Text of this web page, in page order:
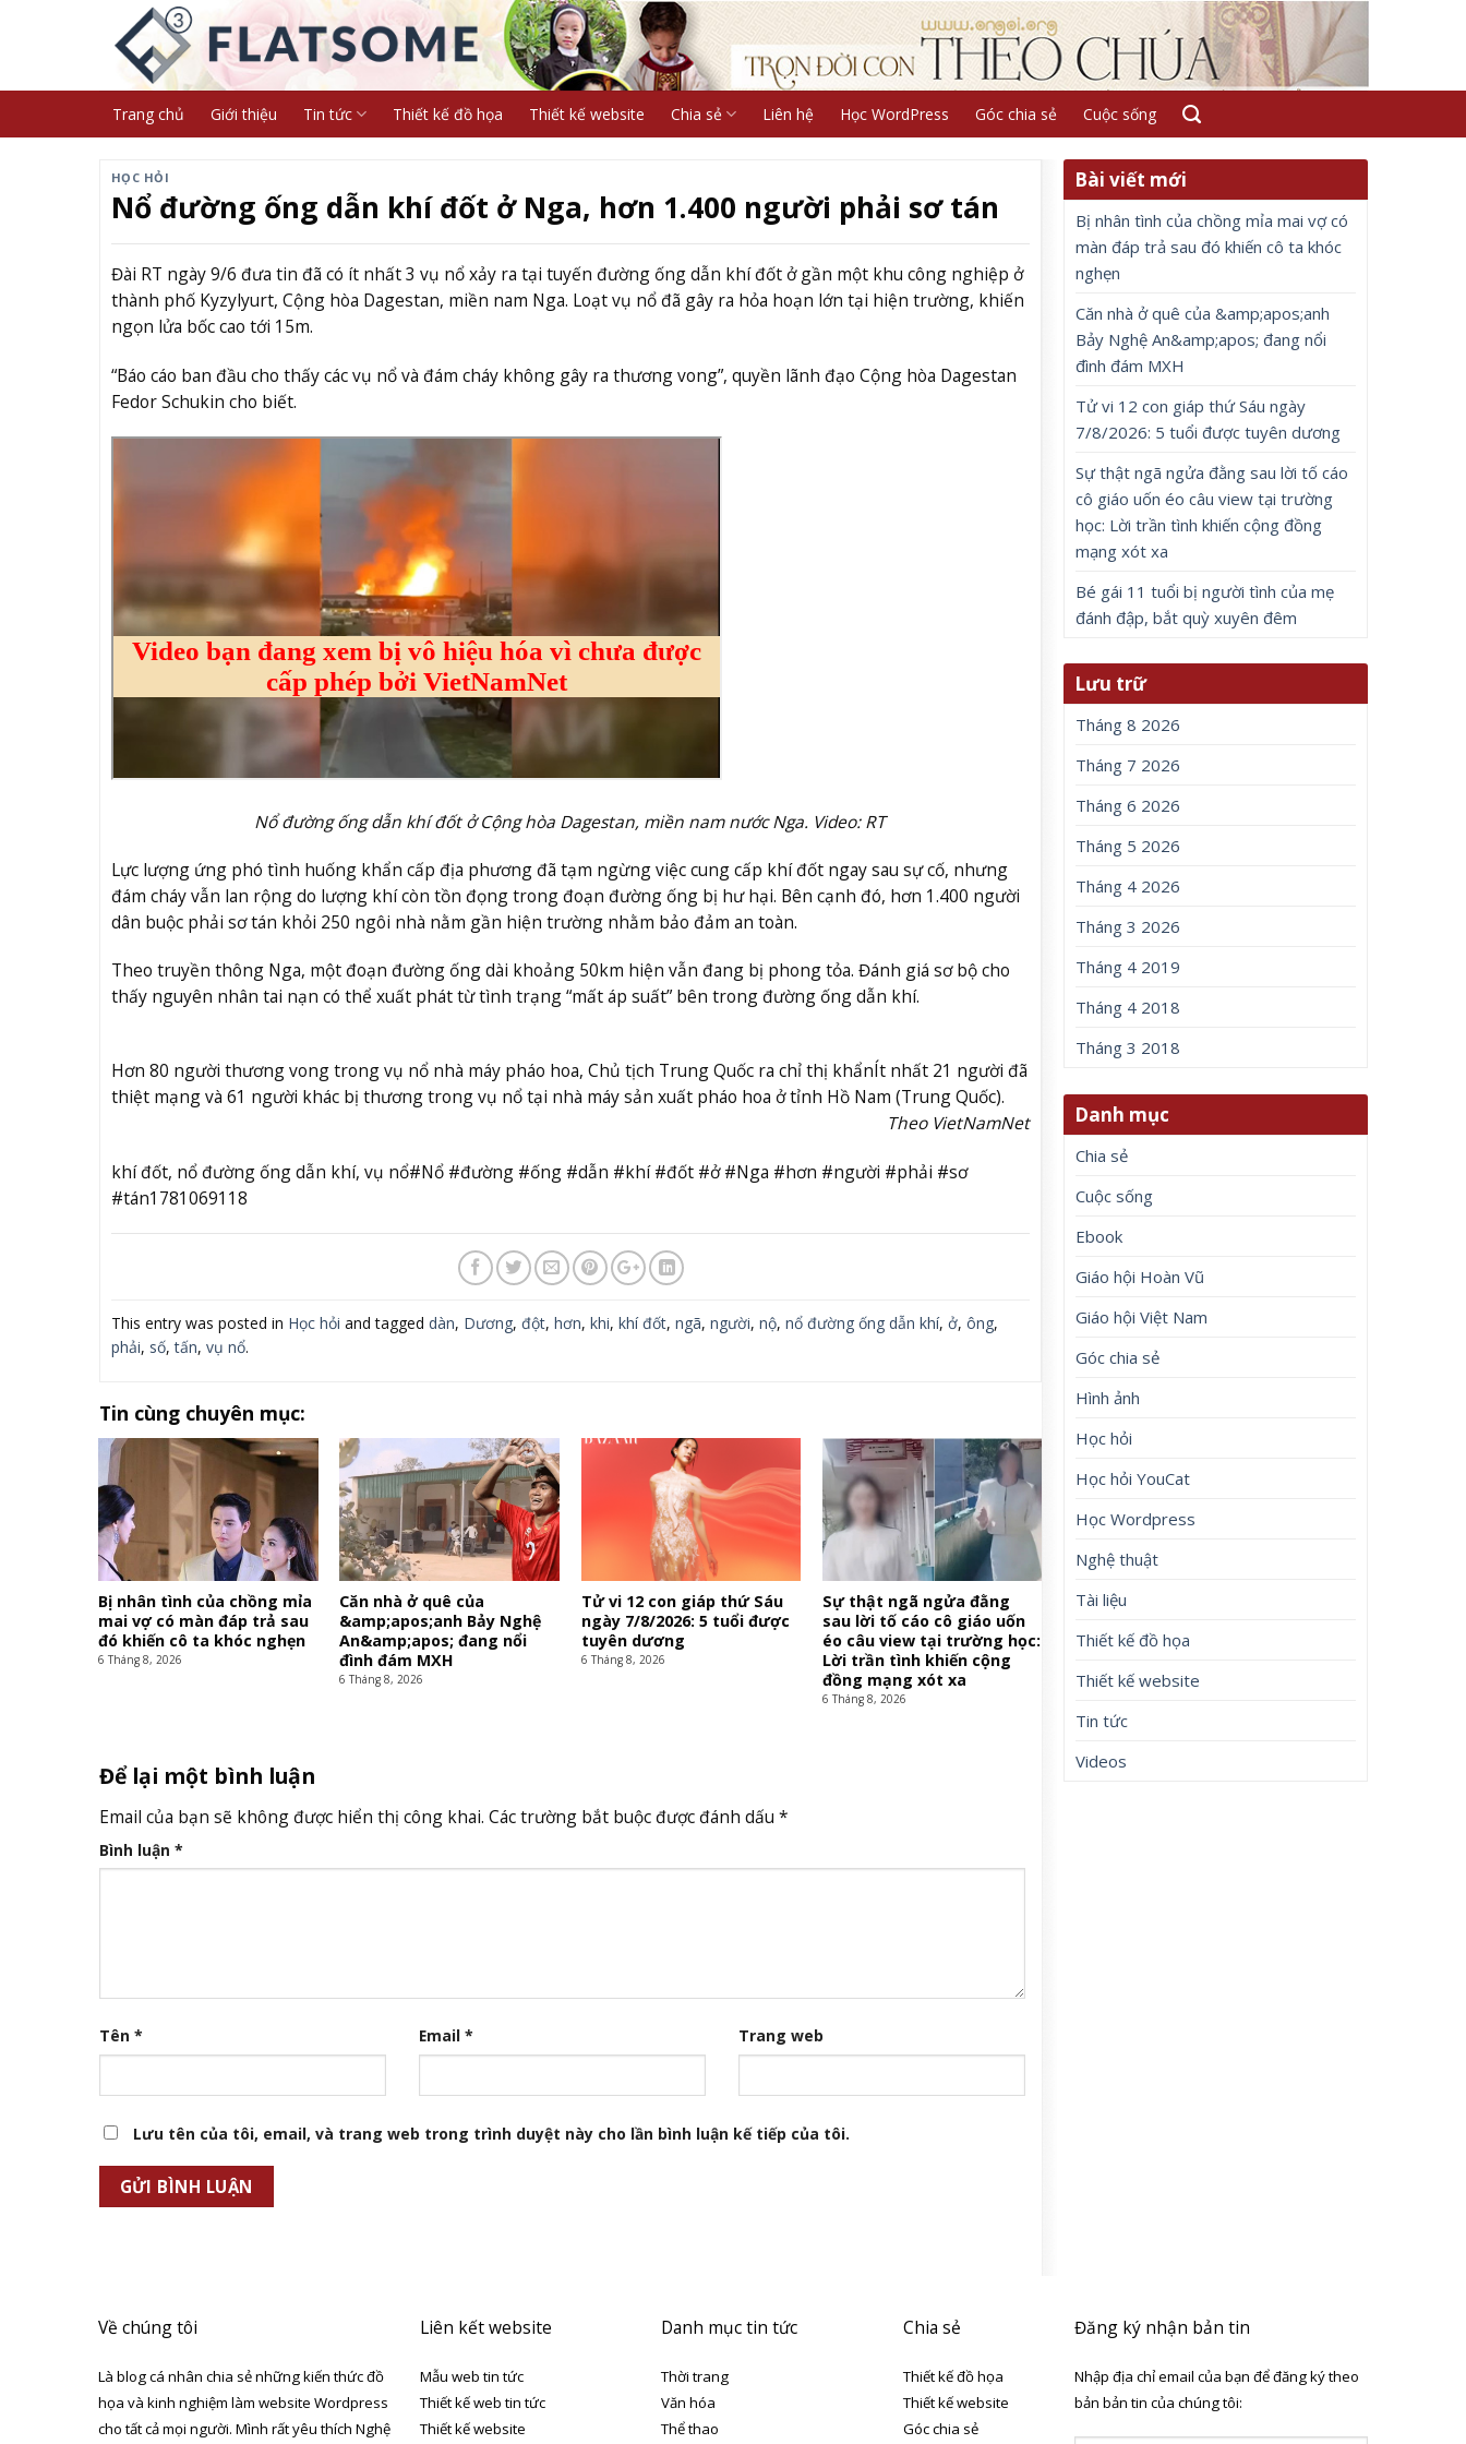
Trang chủ Giới thiệu Tin tức Thiết kế đồ họa Thiết kế website Chia sẻ Liên hệ Học WordPress Góc chia sẻ Cuộc sống
HỌC HỎI
Nổ đường ống dẫn khí đốt ở Nga, hơn 1.400 người phải sơ tán
Đài RT ngày 9/6 đưa tin đã có ít nhất 3 vụ nổ xảy ra tại tuyến đường ống dẫn khí đốt ở gần một khu công nghiệp ở
thành phố Kyzylyurt, Cộng hòa Dagestan, miền nam Nga. Loạt vụ nổ đã gây ra hỏa hoạn lớn tại hiện trường, khiến
ngọn lửa bốc cao tới 15m.
“Báo cáo ban đầu cho thấy các vụ nổ và đám cháy không gây ra thương vong”, quyền lãnh đạo Cộng hòa Dagestan
Fedor Schukin cho biết.
Nổ đường ống dẫn khí đốt ở Cộng hòa Dagestan, miền nam nước Nga. Video: RT
Lực lượng ứng phó tình huống khẩn cấp địa phương đã tạm ngừng việc cung cấp khí đốt ngay sau sự cố, nhưng
đám cháy vẫn lan rộng do lượng khí còn tồn đọng trong đoạn đường ống bị hư hại. Bên cạnh đó, hơn 1.400 người
dân buộc phải sơ tán khỏi 250 ngôi nhà nằm gần hiện trường nhằm bảo đảm an toàn.
Theo truyền thông Nga, một đoạn đường ống dài khoảng 50km hiện vẫn đang bị phong tỏa. Đánh giá sơ bộ cho
thấy nguyên nhân tai nạn có thể xuất phát từ tình trạng “mất áp suất” bên trong đường ống dẫn khí.
Hơn 80 người thương vong trong vụ nổ nhà máy pháo hoa, Chủ tịch Trung Quốc ra chỉ thị khẩnÍt nhất 21 người đã
thiệt mạng và 61 người khác bị thương trong vụ nổ tại nhà máy sản xuất pháo hoa ở tỉnh Hồ Nam (Trung Quốc).
Theo VietNamNet
khí đốt, nổ đường ống dẫn khí, vụ nổ#Nổ #đường #ống #dẫn #khí #đốt #ở #Nga #hơn #người #phải #sơ
#tán1781069118
This entry was posted in Học hỏi and tagged dàn, Dương, đột, hơn, khi, khí đốt, ngã, người, nộ, nổ đường ống dẫn khí, ở, ông,
phải, số,tấn, vụ nổ.
Tin cùng chuyên mục:
Bị nhân tình của chồng mỉa
mai vợ có màn đáp trả sau
đó khiến cô ta khóc nghẹn
6 Tháng 8, 2026
Căn nhà ở quê của
&amp;apos;anh Bảy Nghệ
An&amp;apos; đang nổi
đình đám MXH
6 Tháng 8, 2026
Tử vi 12 con giáp thứ Sáu
ngày 7/8/2026: 5 tuổi được
tuyên dương
6 Tháng 8, 2026
Sự thật ngã ngửa đằng
sau lời tố cáo cô giáo uốn
éo câu view tại trường học:
Lời trần tình khiến cộng
đồng mạng xót xa
6 Tháng 8, 2026
Để lại một bình luận
Email của bạn sẽ không được hiển thị công khai. Các trường bắt buộc được đánh dấu *
Bình luận *
Tên * Email * Trang web
Lưu tên của tôi, email, và trang web trong trình duyệt này cho lần bình luận kế tiếp của tôi.
Bài viết mới
Bị nhân tình của chồng mỉa mai vợ có
màn đáp trả sau đó khiến cô ta khóc
nghẹn
Căn nhà ở quê của &amp;apos;anh
Bảy Nghệ An&amp;apos; đang nổi
đình đám MXH
Tử vi 12 con giáp thứ Sáu ngày
7/8/2026: 5 tuổi được tuyên dương
Sự thật ngã ngửa đằng sau lời tố cáo
cô giáo uốn éo câu view tại trường
học: Lời trần tình khiến cộng đồng
mạng xót xa
Bé gái 11 tuổi bị người tình của mẹ
đánh đập, bắt quỳ xuyên đêm
Lưu trữ
Tháng 8 2026
Tháng 7 2026
Tháng 6 2026
Tháng 5 2026
Tháng 4 2026
Tháng 3 2026
Tháng 4 2019
Tháng 4 2018
Tháng 3 2018
Danh mục
Chia sẻ
Cuộc sống
Ebook
Giáo hội Hoàn Vũ
Giáo hội Việt Nam
Góc chia sẻ
Hình ảnh
Học hỏi
Học hỏi YouCat
Học Wordpress
Nghệ thuật
Tài liệu
Thiết kế đồ họa
Thiết kế website
Tin tức
Videos
Về chúng tôi
Là blog cá nhân chia sẻ những kiến thức đồ
họa và kinh nghiệm làm website Wordpress
cho tất cả mọi người. Mình rất yêu thích Nghệ
Liên kết website
Mẫu web tin tức
Thiết kế web tin tức
Thiết kế website
Danh mục tin tức
Thời trang
Văn hóa
Thể thao
Chia sẻ
Thiết kế đồ họa
Thiết kế website
Góc chia sẻ
Đăng ký nhận bản tin
Nhập địa chỉ email của bạn để đăng ký theo
bản bản tin của chúng tôi: